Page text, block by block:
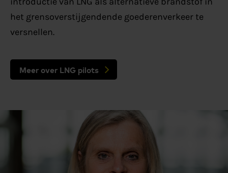
het grensoverstijgendende goederenverkeer te
versnellen.
Meer over LNG pilots